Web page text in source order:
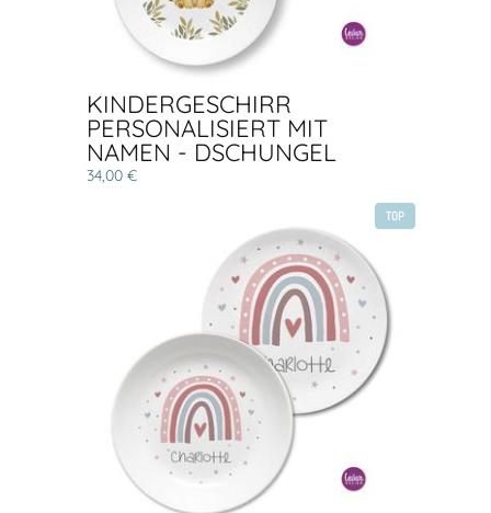
KINDERGESCHIRR
PERSONALISIERT MIT
NAMEN - DSCHUNGEL
34,00 €
TOP